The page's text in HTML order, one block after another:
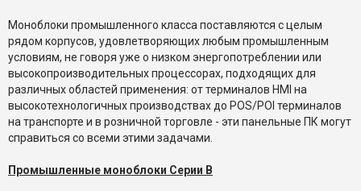
Моноблоки промышленного класса поставляются с целым
рядом корпусов, удовлетворяющих любым промышленным
условиям, не говоря уже о низком энергопотреблении или
высокопроизводительных процессорах, подходящих для
различных областей применения: от терминалов HMI на
высокотехнологичных производствах до POS/POI терминалов
на транспорте и в розничной торговле - эти панельные ПК могут
справиться со всеми этими задачами.
Промышленные моноблоки Серии B